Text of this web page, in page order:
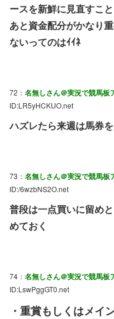
ースを新鮮に見直すこと
あと資金配分がかなり
ないってのはｲｲﾈ
72： 名無しさん＠実況で競馬板
ID:LR5yHCKUO.net
ハズレたら来週は馬券
73： 名無しさん＠実況で競馬板
ID:/6wzbNS2O.net
普段は一点買いに留め
めておく
74： 名無しさん＠実況で競馬板
ID:LswPggGT0.net
・重賞もしくはメイ